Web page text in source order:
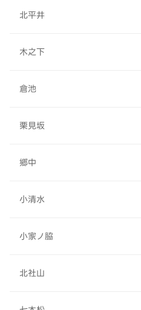
北平井
木之下
倉池
栗見坂
郷中
小清水
小家ノ脇
北社山